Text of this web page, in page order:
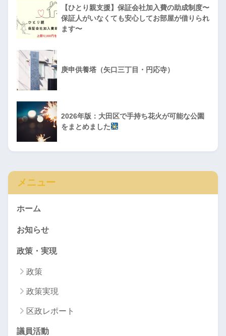
【ひとり親支援】保証会社加入費の助成制度〜
保証人がいなくても安心してお部屋が借りられ
ます〜
庚申供養塔（矢口三丁目・円応寺）
2026年版：大田区で手持ち花火が可能な公園
をまとめました
メニュー
ホーム
お知らせ
政策・実現
政策
政策実現
区政レポート
議員活動